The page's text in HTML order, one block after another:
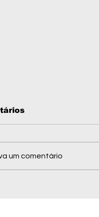
um comentário